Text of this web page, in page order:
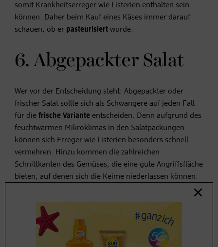
somit Krankheitserreger wie Listerien enthalten sein
können. Daher beim Kauf eines Käses immer darauf
schauen, ob er pasteurisiert wurde.
6. Abgepackter Salat
Wer vor der Entscheidung steht: Abgepackter oder
frischer Salat sollte sich als Schwangere auf jeden Fall
für die frische Variante entscheiden. Denn aufgrund des
feuchtwarmen Mikroklimas in den Salatpackungen
können sich Erreger wie Listerien besonders schnell
vermehren. Hinzu kommen die zahlreichen
Schnittkanten des Gemüses, die eine gute Angriffsfläche
bieten, auf denen sich die Keime niederlassen können.
7. Ungewaschenes
Obst und Gemüse